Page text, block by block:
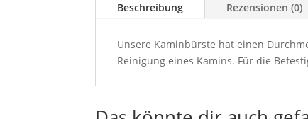
Beschreibung Rezensionen (0)
Unsere Kaminbürste hat einen
Reinigung eines Kamins. Für die